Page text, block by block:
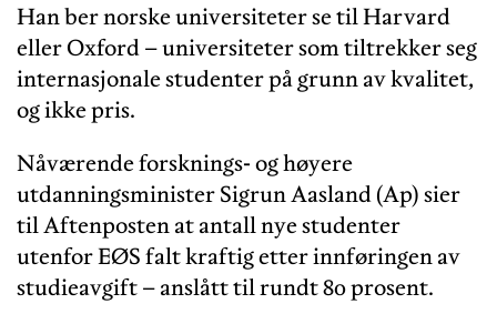
Han ber norske universiteter se til Harvard
eller Oxford – universiteter som tiltrekker seg
internasjonale studenter på grunn av kvalitet,
og ikke pris.
Nåværende forsknings- og høyere
utdanningsminister Sigrun Aasland (Ap) sier
til Aftenposten at antall nye studenter
utenfor EØS falt kraftig etter innføringen av
studieavgift – anslått til rundt 80 prosent.